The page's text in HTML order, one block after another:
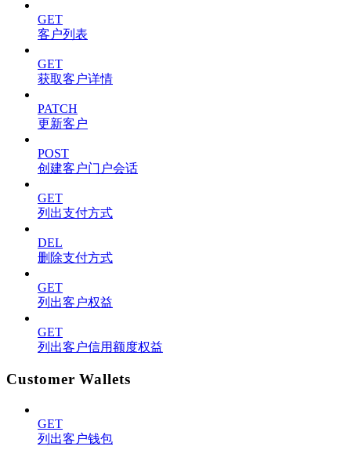
GET
客户列表
GET
获取客户详情
PATCH
更新客户
POST
创建客户门户会话
GET
列出支付方式
DEL
删除支付方式
GET
列出客户权益
GET
列出客户信用额度权益
Customer Wallets
GET
列出客户钱包